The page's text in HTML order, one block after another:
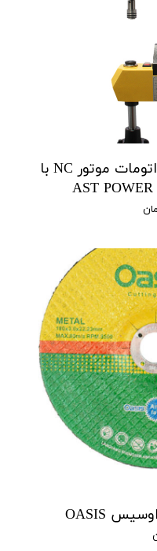
دستگاه قلاویز زن برقی M48 اتومات موتور NC با